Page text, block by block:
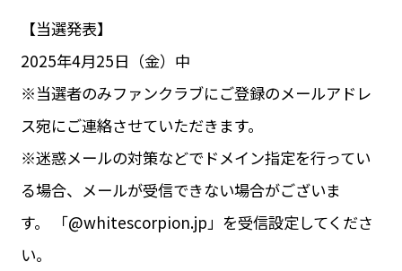
【当選発表】
2025年4月25日（金）中
※当選者のみファンクラブにご登録のメールアドレ
ス宛にご連絡させていただきます。
※迷惑メールの対策などでドメイン指定を行ってい
る場合、メールが受信できない場合がございま
す。 「@whitescorpion.jp」を受信設定してくださ
い。